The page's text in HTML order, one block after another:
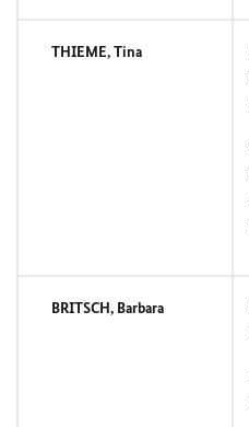
THIEME, Tina
BRITSCH, Barbara